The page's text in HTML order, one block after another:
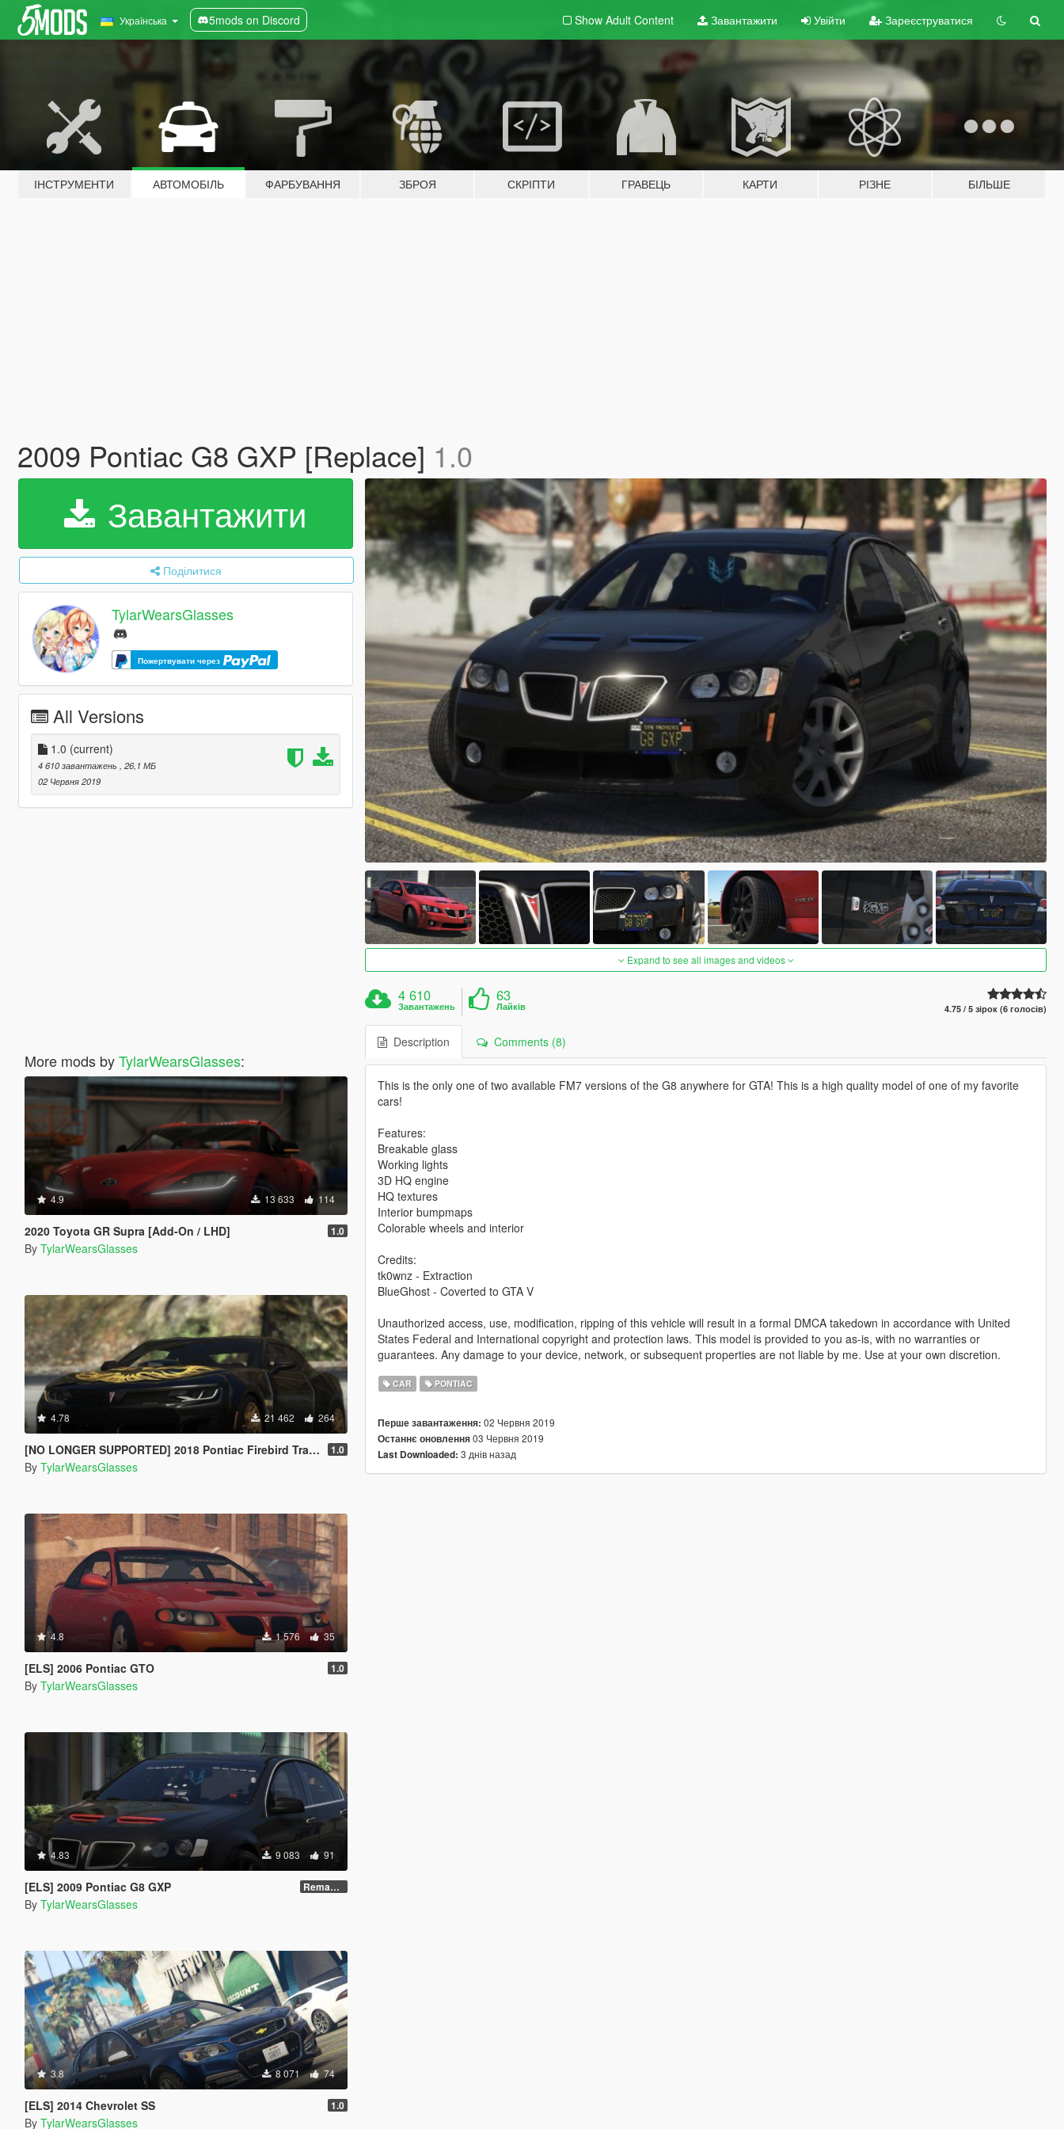
Українська 5mods on Discord Show Adult Content Завантажити Увійти Зареєструватися
ІНСТРУМЕНТИ АВТОМОБІЛЬ ФАРБУВАННЯ ЗБРОЯ СКРІПТИ ГРАВЕЦЬ КАРТИ РІЗНЕ БІЛЬШЕ
2009 Pontiac G8 GXP [Replace] 1.0
Завантажити
Поділитися
TylarWearsGlasses
Пожертвувати через
All Versions
1.0 (current)
4 610 завантажень
, 26,1 МБ
02 Червня 2019
More mods byTylarWearsGlasses:
4.9 13 633 114
2020 Toyota GR Supra [Add-On / LHD] 1.0
By TylarWearsGlasses
4.78 21 462 264
[NO LONGER SUPPORTED] 2018 Pontiac Firebird Trans Am [Add-On / Livery] 1.0
By TylarWearsGlasses
4.8 1 576 35
[ELS] 2006 Pontiac GTO 1.0
By TylarWearsGlasses
4.83 9 083 91
[ELS] 2009 Pontiac G8 GXP Remastered V2
By TylarWearsGlasses
3.8 8 071 74
[ELS] 2014 Chevrolet SS 1.0
By TylarWearsGlasses
Expand to see all images and videos
4 610
Завантажень
63
Лайків 4.75 / 5 зірок (6 голосів)
Description Comments (8)
This is the only one of two available FM7 versions of the G8 anywhere for GTA! This is a high quality model of one of my favorite
cars!
Features:
Breakable glass
Working lights
3D HQ engine
HQ textures
Interior bumpmaps
Colorable wheels and interior
Credits:
tk0wnz - Extraction
BlueGhost - Coverted to GTA V
Unauthorized access, use, modification, ripping of this vehicle will result in a formal DMCA takedown in accordance with United
States Federal and International copyright and protection laws. This model is provided to you as-is, with no warranties or
guarantees. Any damage to your device, network, or subsequent properties are not liable by me. Use at your own discretion.
CAR PONTIAC
Перше завантаження: 02 Червня 2019
Останнє оновлення03 Червня 2019
Last Downloaded: 3 днів назад